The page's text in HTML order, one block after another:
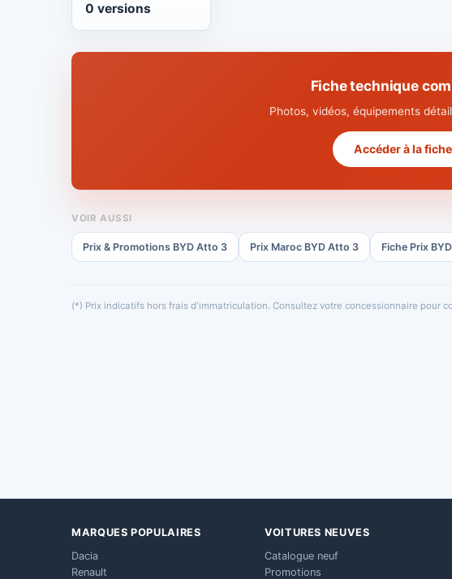
0 versions
Fiche technique
Photos, vidéos, équipements
Accéder à la
VOIR AUSSI
Prix & Promotions BYD Atto 3 Prix Maroc BYD Atto 3 Fiche Prix
(*) Prix indicatifs hors frais d'immatriculation. Consultez votre concessionnaire pour
MARQUES POPULAIRES
Dacia
Renault
VOITURES NEUVES
Catalogue neuf
Promotions